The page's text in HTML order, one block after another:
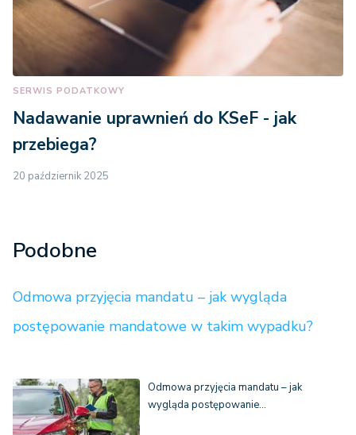
SERWIS PODATKOWY
Nadawanie uprawnień do KSeF - jak
przebiega?
20 październik 2025
Podobne
Odmowa przyjęcia mandatu – jak wygląda
postępowanie mandatowe w takim wypadku?
Odmowa przyjęcia mandatu – jak
wygląda postępowanie…